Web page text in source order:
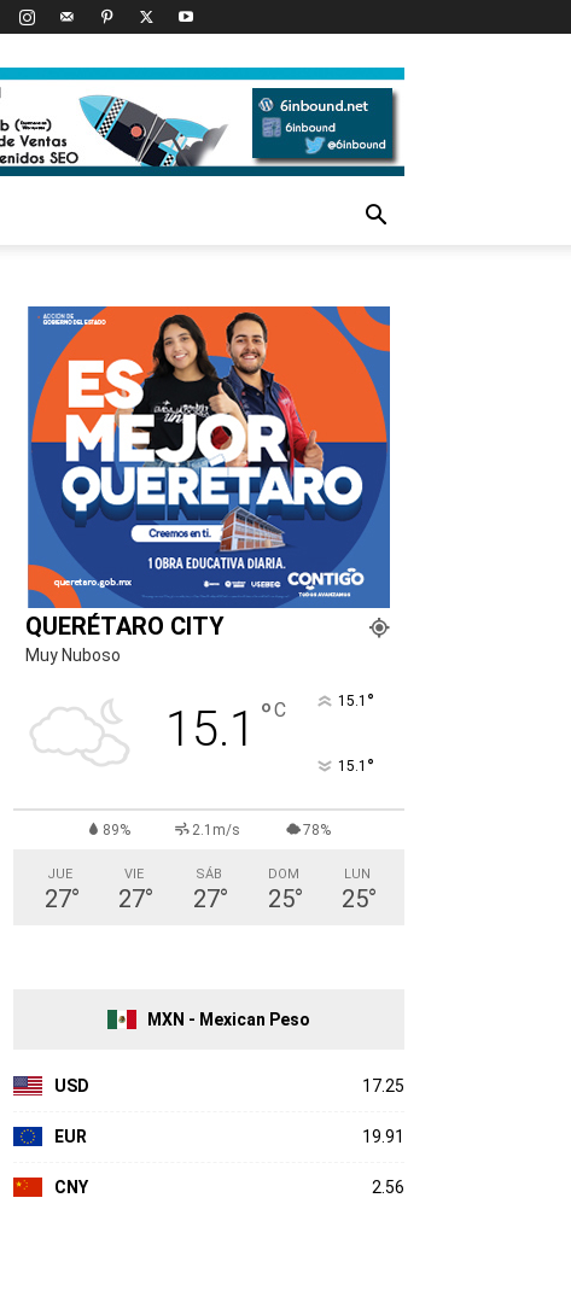
QUERÉTARO CITY
Muy Nuboso
15.1 °C 15.1 °
15.1 °
89% 2.1m/s 78%
JUE
27°
VIE
27°
SÁB
27°
DOM
25°
LUN
25°
MXN - Mexican Peso
USD 17.25
EUR 19.91
CNY 2.56